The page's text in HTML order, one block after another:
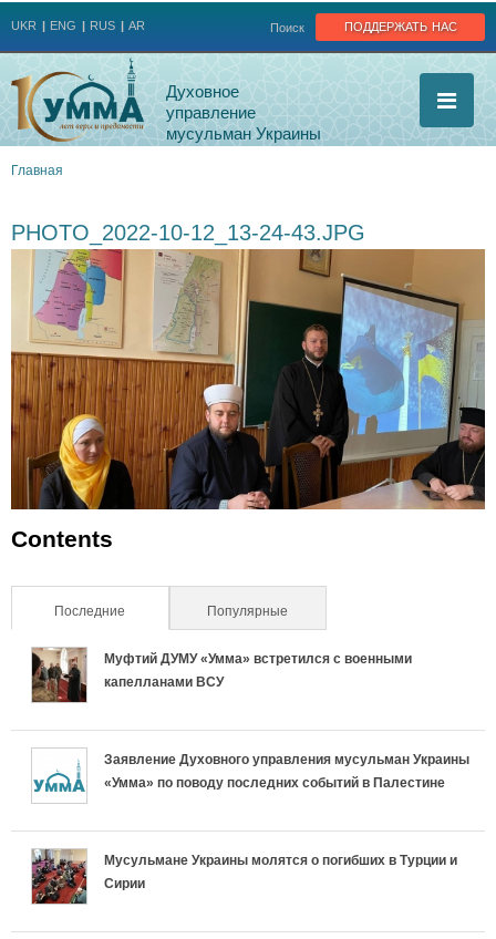
поддержать нас
Поиск
UKR ENG RUS AR
Духовное
управление
мусульман Украины
здесь
Главная
PHOTO_2022-10-12_13-24-43.JPG
Contents
Последние (активная вкладка)Популярные
Муфтий ДУМУ «Умма» встретился с военными
капелланами ВСУ
Заявление Духовного управления мусульман Украины
«Умма» по поводу последних событий в Палестине
Мусульмане Украины молятся о погибших в Турции и
Сирии